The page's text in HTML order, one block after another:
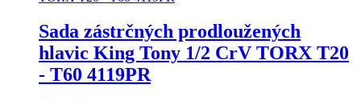
Sada zástrčných prodloužených
hlavic King Tony 1/2 CrV TORX T20
- T60 4119PR